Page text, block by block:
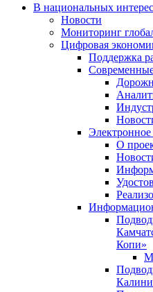
В национальных
Новости
Мониторинг
Цифровая
Поддержка
Электронное
О
Копи»